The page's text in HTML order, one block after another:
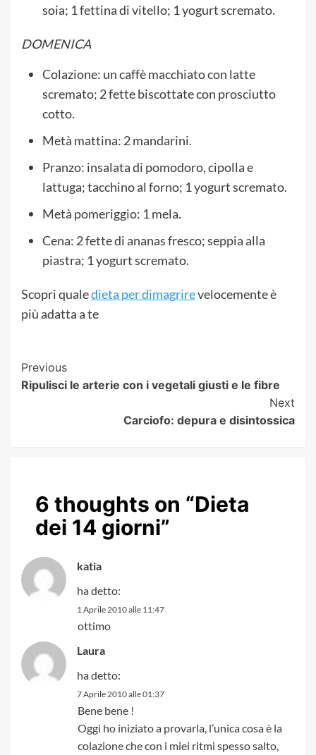
soia; 1 fettina di vitello; 1 yogurt scremato.
DOMENICA
Colazione: un caffè macchiato con latte
scremato; 2 fette biscottate con prosciutto
cotto.
Metà mattina: 2 mandarini.
Pranzo: insalata di pomodoro, cipolla e
lattuga; tacchino al forno; 1 yogurt scremato.
Metà pomeriggio: 1 mela.
Cena: 2 fette di ananas fresco; seppia alla
piastra; 1 yogurt scremato.
Scopri qualedieta per dimagrirevelocemente è
più adatta a te
Post
Navigation
Previous
Ripulisci le arterie con i vegetali giusti e le fibre
Next
Carciofo: depura e disintossica
6 thoughts on “Dieta
dei 14 giorni”
katia
ha detto:
1 Aprile 2010 alle 11:47
ottimo
Laura
ha detto:
7 Aprile 2010 alle 01:37
Bene bene !
Oggi ho iniziato a provarla, l’unica cosa è la
colazione che con i miei ritmi spesso salto,